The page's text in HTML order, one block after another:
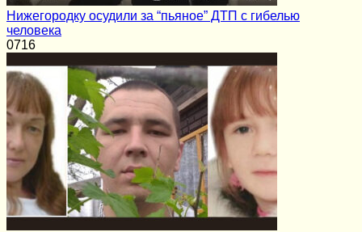
Нижегородку осудили за “пьяное” ДТП с гибелью
человека
0716